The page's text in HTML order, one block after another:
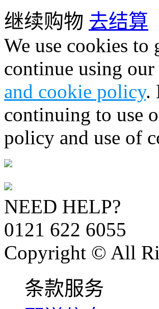
继续购物 去结算
We use cookies to
continue using
and cookie policy.
continuing to use
policy and use of
NEED HELP?
0121 622 6055
Copyright © All
条款服务